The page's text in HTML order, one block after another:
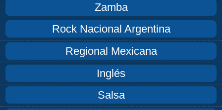
Zamba
Rock Nacional Argentina
Regional Mexicana
Inglés
Salsa